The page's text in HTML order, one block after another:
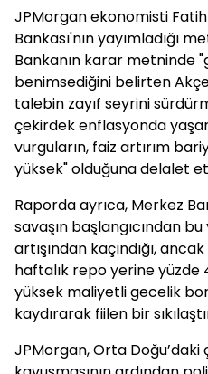
JPMorgan ekonomisti
Bankası'nın yayımladığı
Bankanın karar metninde
benimsediğini belirten
talebin zayıf seyrini
çekirdek enflasyonda
vurguların, faiz artırım
yüksek" olduğuna delalet
Raporda ayrıca, Merkez
savaşın başlangıcından
artışından kaçındığı,
haftalık repo yerine yüzde
yüksek maliyetli gecelik
kaydırarak fiilen bir
JPMorgan, Orta Doğu’daki